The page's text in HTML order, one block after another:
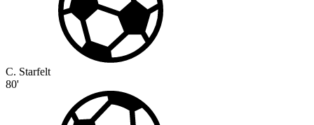
C. Starfelt
80'